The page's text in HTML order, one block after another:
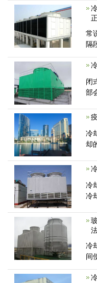
常
隔
力
入
热
闭
部
呢
冷
却
力
冷
冷
冷
间
办